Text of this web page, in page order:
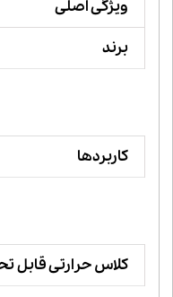
ویژگی اصلی
برند
کاربردها
کلاس حرارتی قابل